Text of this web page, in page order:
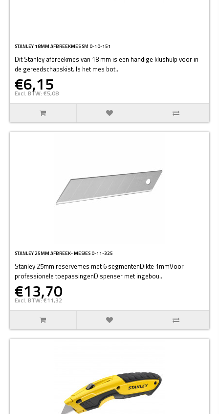
STANLEY 18MM AFBREEKMES SM 0-10-151
Dit Stanley afbreekmes van 18 mm is een handige klushulp voor in
de gereedschapskist. Is het mes bot..
€6,15
Excl. BTW: €5,08
STANLEY 25MM AFBREEK- MESJES 0-11-325
Stanley 25mm reservemes met 6 segmentenDikte 1mmVoor
professionele toepassingenDispenser met ingebou..
€13,70
Excl. BTW: €11,32